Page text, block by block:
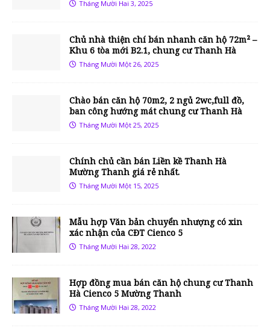
Tháng Mười Hai 3, 2025
Chủ nhà thiện chí bán nhanh căn hộ 72m² –
Khu 6 tòa mới B2.1, chung cư Thanh Hà
Tháng Mười Một 26, 2025
Chào bán căn hộ 70m2, 2 ngủ 2wc,full đồ,
ban công hướng mát chung cư Thanh Hà
Tháng Mười Một 25, 2025
Chính chủ cần bán Liền kề Thanh Hà
Mường Thanh giá rẻ nhất.
Tháng Mười Một 15, 2025
Mẫu hợp Văn bản chuyển nhượng có xin
xác nhận của CĐT Cienco 5
Tháng Mười Hai 28, 2022
Hợp đồng mua bán căn hộ chung cư Thanh
Hà Cienco 5 Mường Thanh
Tháng Mười Hai 28, 2022